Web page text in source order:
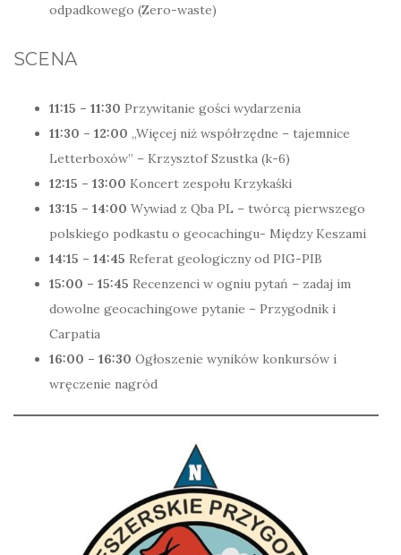
odpadkowego (Zero-waste)
SCENA
11:15 – 11:30 Przywitanie gości wydarzenia
11:30 – 12:00 „Więcej niż współrzędne – tajemnice
Letterboxów” – Krzysztof Szustka (k-6)
12:15 – 13:00 Koncert zespołu Krzykaśki
13:15 – 14:00 Wywiad z Qba PL – twórcą pierwszego
polskiego podkastu o geocachingu- Między Keszami
14:15 – 14:45 Referat geologiczny od PIG-PIB
15:00 – 15:45 Recenzenci w ogniu pytań – zadaj im
dowolne geocachingowe pytanie – Przygodnik i
Carpatia
16:00 – 16:30 Ogłoszenie wyników konkursów i
wręczenie nagród